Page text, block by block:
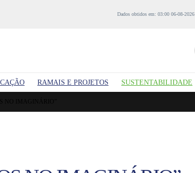
Dados obtidos em: 03:00 06-08-2026
RAMAIS E PROJETOS SUSTENTABILIDADE